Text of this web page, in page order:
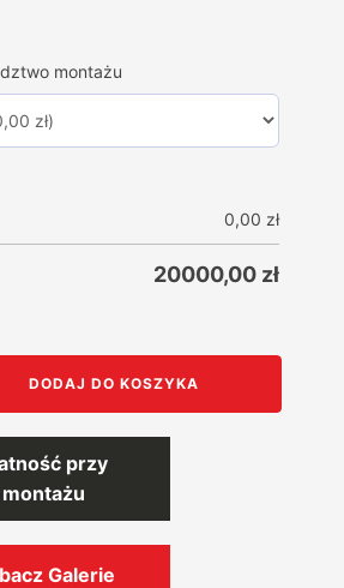
montażu
0,00 zł
20000,00 zł
DODAJ DO KOSZYKA
przy
montażu
Galerie